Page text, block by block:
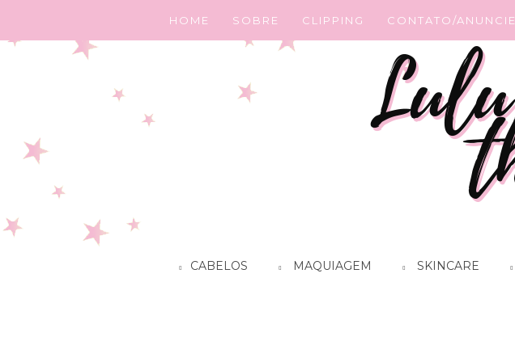
HOME SOBRE CLIPPING CONTATO/ANUNCIE
CABELOS MAQUIAGEM SKINCARE